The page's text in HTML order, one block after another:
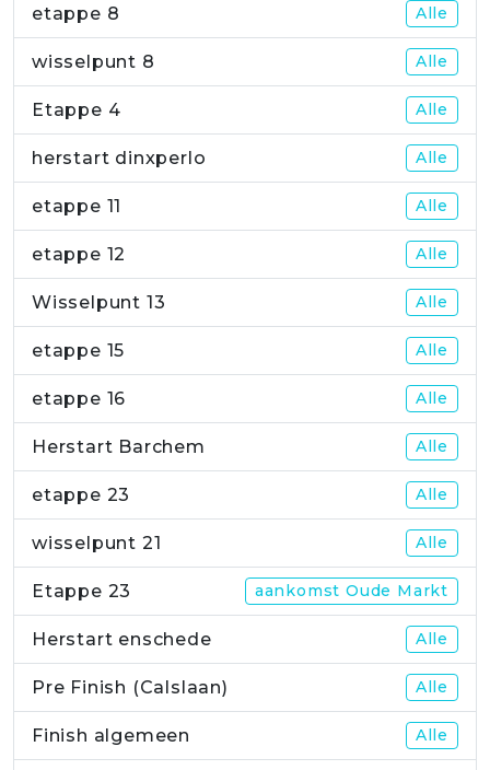
etappe 8 Alle
wisselpunt 8 Alle
Etappe 4 Alle
herstart dinxperlo Alle
etappe 11 Alle
etappe 12 Alle
Wisselpunt 13 Alle
etappe 15 Alle
etappe 16 Alle
Herstart Barchem Alle
etappe 23 Alle
wisselpunt 21 Alle
Etappe 23 aankomst Oude Markt
Herstart enschede Alle
Pre Finish (Calslaan) Alle
Finish algemeen Alle